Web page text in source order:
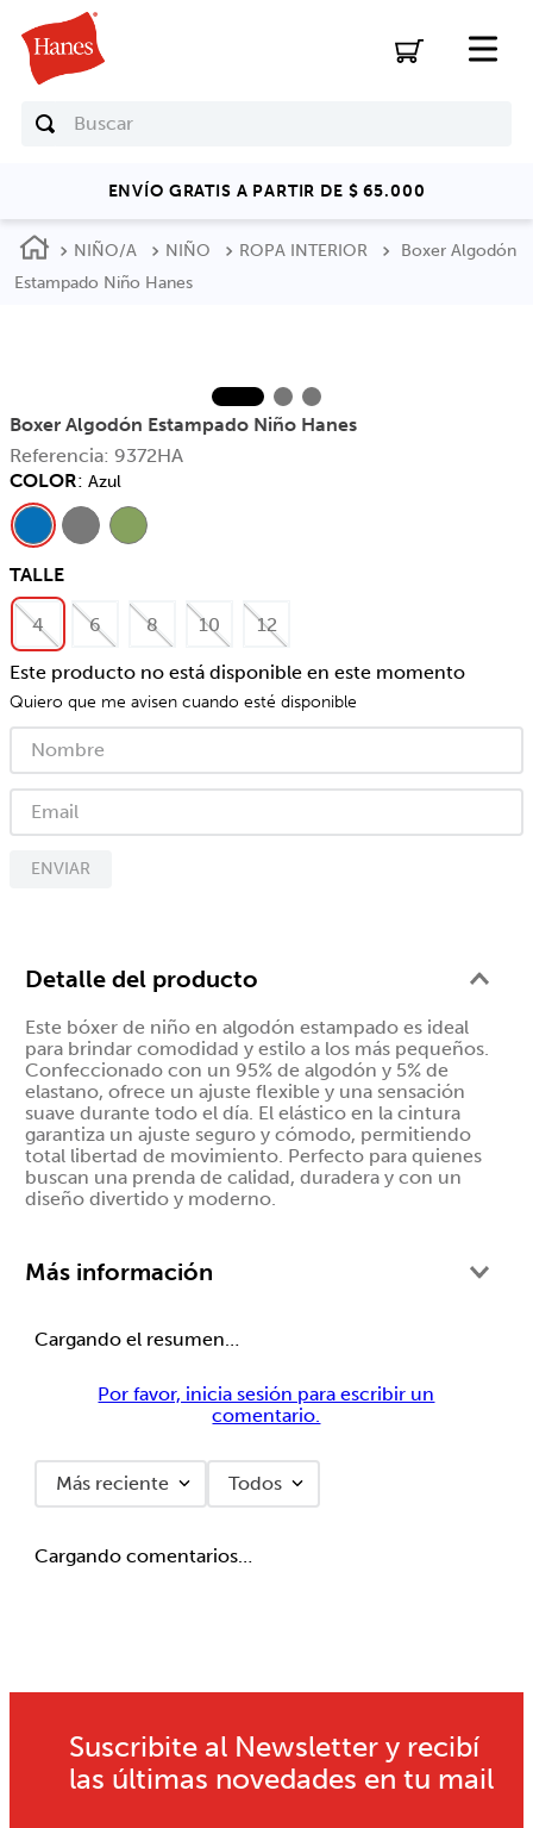
Buscar
ENVÍO GRATIS A PARTIR DE $ 65.000
NIÑO/A NIÑO ROPA INTERIOR
Boxer Algodón
Estampado Niño Hanes
Boxer Algodón Estampado Niño Hanes
Referencia: 9372HA
COLOR: Azul
TALLE
4 6 8 10 12
Este producto no está disponible en este momento
Quiero que me avisen cuando esté disponible
ENVIAR
Detalle del producto
Este bóxer de niño en algodón estampado es ideal
para brindar comodidad y estilo a los más pequeños.
Confeccionado con un 95% de algodón y 5% de
elastano, ofrece un ajuste flexible y una sensación
suave durante todo el día. El elástico en la cintura
garantiza un ajuste seguro y cómodo, permitiendo
total libertad de movimiento. Perfecto para quienes
buscan una prenda de calidad, duradera y con un
diseño divertido y moderno.
Más información
Cargando el resumen…
Por favor, inicia sesión para escribir un
comentario.
Más reciente Todos
Cargando comentarios…
Suscribite al Newsletter y recibí
las últimas novedades en tu mail